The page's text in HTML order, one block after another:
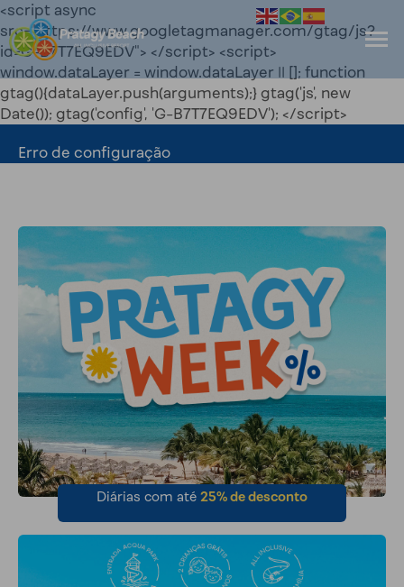
<script async
src="https://www.googletagmanager.com/gtag/js?
id=G-B7T7EQ9EDV"> </script> <script>
window.dataLayer = window.dataLayer || []; function
gtag(){dataLayer.push(arguments);} gtag('js', new
Date()); gtag('config', 'G-B7T7EQ9EDV'); </script>
Erro de configuração
Diárias com até 25% de desconto